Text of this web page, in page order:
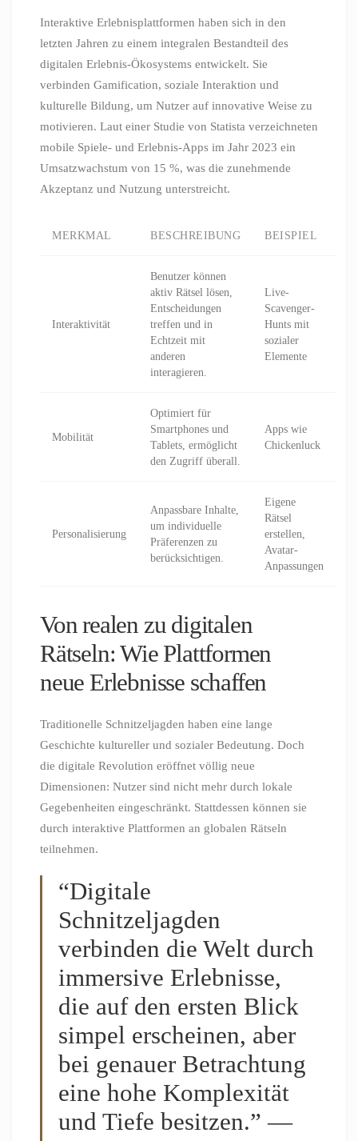
Interaktive Erlebnisplattformen haben sich in den
letzten Jahren zu einem integralen Bestandteil des
digitalen Erlebnis-Ökosystems entwickelt. Sie
verbinden Gamification, soziale Interaktion und
kulturelle Bildung, um Nutzer auf innovative Weise zu
motivieren. Laut einer Studie von Statista verzeichneten
mobile Spiele- und Erlebnis-Apps im Jahr 2023 ein
Umsatzwachstum von 15 %, was die zunehmende
Akzeptanz und Nutzung unterstreicht.
MERKMAL BESCHREIBUNG BEISPIEL
Interaktivität
Benutzer können
aktiv Rätsel lösen,
Entscheidungen
treffen und in
Echtzeit mit
anderen
interagieren.
Live-
Scavenger-
Hunts mit
sozialer
Elemente
Mobilität
Optimiert für
Smartphones und
Tablets, ermöglicht
den Zugriff überall.
Apps wie
Chickenluck
Personalisierung
Anpassbare Inhalte,
um individuelle
Präferenzen zu
berücksichtigen.
Eigene
Rätsel
erstellen,
Avatar-
Anpassungen
Von realen zu digitalen
Rätseln: Wie Plattformen
neue Erlebnisse schaffen
Traditionelle Schnitzeljagden haben eine lange
Geschichte kultureller und sozialer Bedeutung. Doch
die digitale Revolution eröffnet völlig neue
Dimensionen: Nutzer sind nicht mehr durch lokale
Gegebenheiten eingeschränkt. Stattdessen können sie
durch interaktive Plattformen an globalen Rätseln
teilnehmen.
“Digitale
Schnitzeljagden
verbinden die Welt durch
immersive Erlebnisse,
die auf den ersten Blick
simpel erscheinen, aber
bei genauer Betrachtung
eine hohe Komplexität
und Tiefe besitzen.” —